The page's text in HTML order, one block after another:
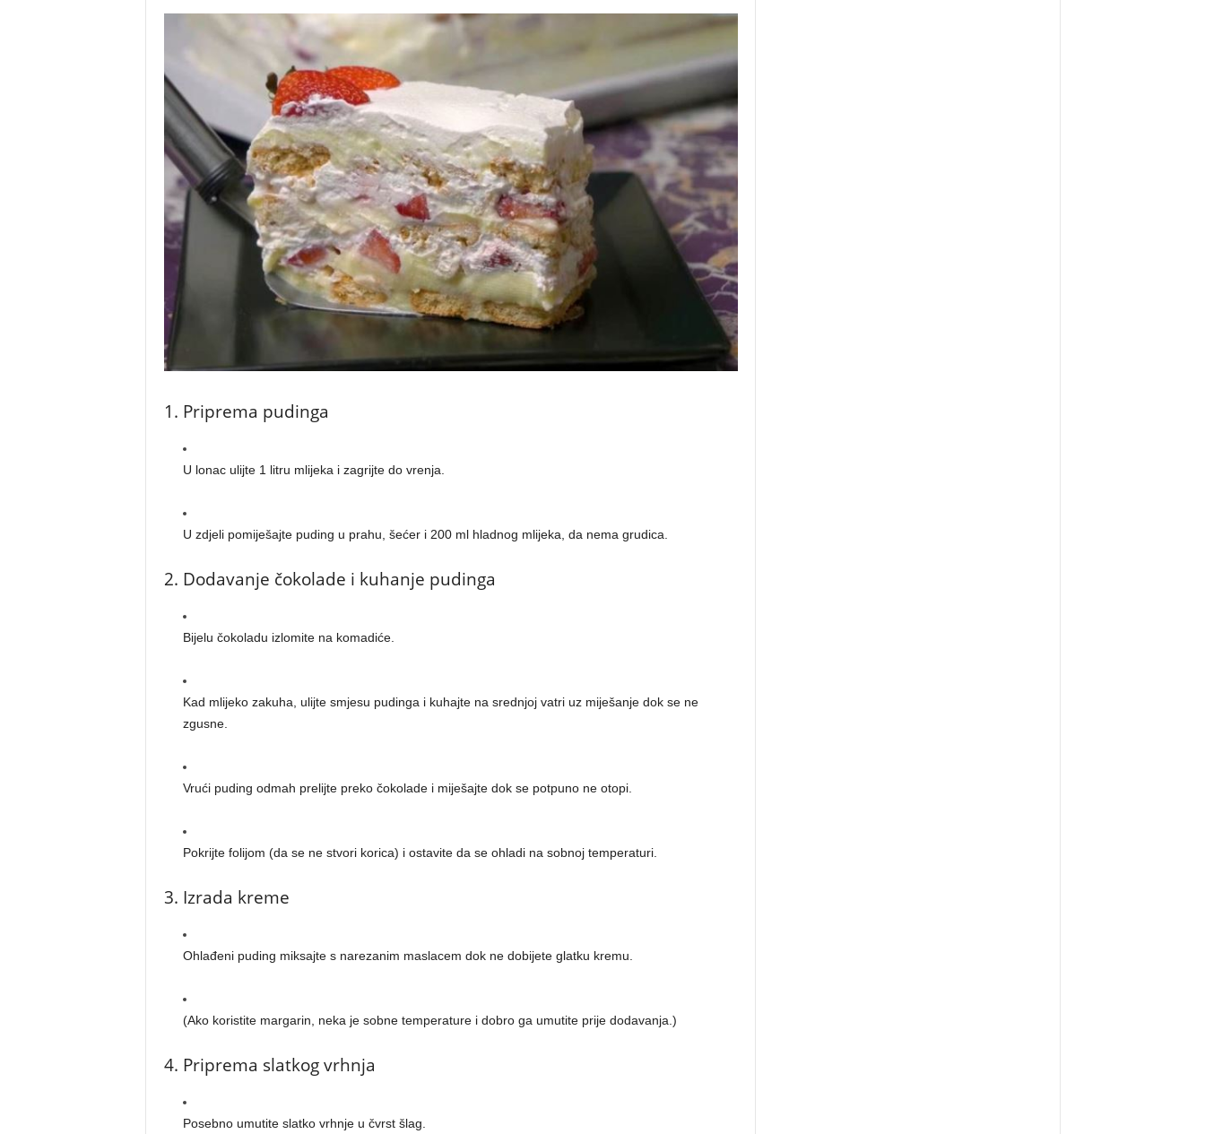
1. Priprema pudinga
U lonac ulijte 1 litru mlijeka i zagrijte do vrenja.
U zdjeli pomiješajte puding u prahu, šećer i 200 ml hladnog mlijeka, da nema grudica.
2. Dodavanje čokolade i kuhanje pudinga
Bijelu čokoladu izlomite na komadiće.
Kad mlijeko zakuha, ulijte smjesu pudinga i kuhajte na srednjoj vatri uz miješanje dok se ne
zgusne.
Vrući puding odmah prelijte preko čokolade i miješajte dok se potpuno ne otopi.
Pokrijte folijom (da se ne stvori korica) i ostavite da se ohladi na sobnoj temperaturi.
3. Izrada kreme
Ohlađeni puding miksajte s narezanim maslacem dok ne dobijete glatku kremu.
(Ako koristite margarin, neka je sobne temperature i dobro ga umutite prije dodavanja.)
4. Priprema slatkog vrhnja
Posebno umutite slatko vrhnje u čvrst šlag.